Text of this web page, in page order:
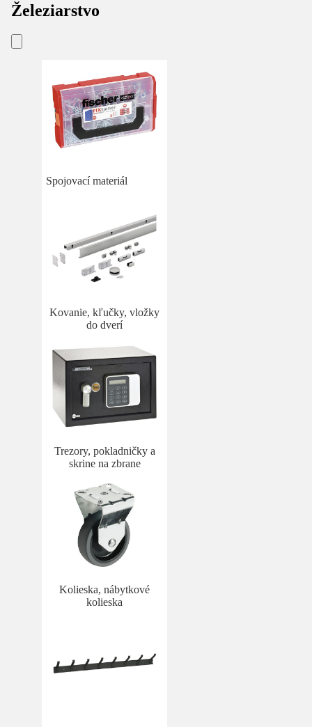
Železiarstvo
Spojovací materiál
Kovanie, kľučky, vložky
do dverí
Trezory, pokladničky a
skrine na zbrane
Kolieska, nábytkové
kolieska